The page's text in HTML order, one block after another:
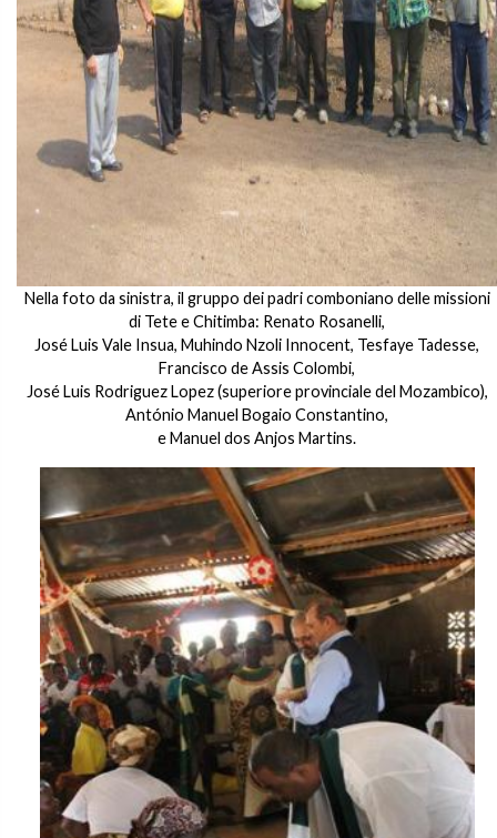
Nella foto da sinistra, il gruppo dei padri comboniano delle missioni
di Tete e Chitimba: Renato Rosanelli,
José Luis Vale Insua, Muhindo Nzoli Innocent, Tesfaye Tadesse,
Francisco de Assis Colombi,
José Luis Rodriguez Lopez (superiore provinciale del Mozambico),
António Manuel Bogaio Constantino,
e Manuel dos Anjos Martins.